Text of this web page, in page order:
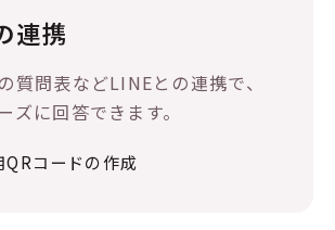
連携
質問表などLINEとの連携で、
ズに回答できます。
QRコードの作成